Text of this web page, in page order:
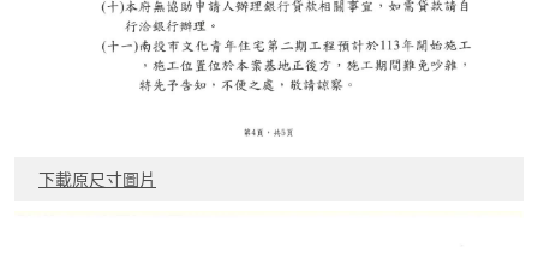
下載原尺寸圖片